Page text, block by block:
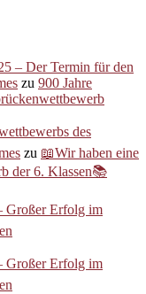
– Der Termin für den
zu 900 Jahre
des
zu 📖Wir haben eine
der 6. Klassen📚
Großer Erfolg im
Großer Erfolg im